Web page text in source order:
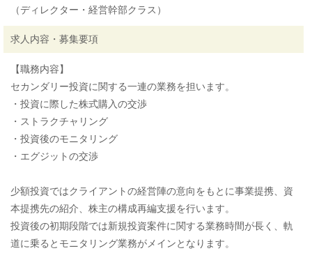
（ディレクター・経営幹部クラス）
求人内容・募集要項
【職務内容】
セカンダリー投資に関する一連の業務を担います。
・投資に際した株式購入の交渉
・ストラクチャリング
・投資後のモニタリング
・エグジットの交渉
少額投資ではクライアントの経営陣の意向をもとに事業提携、資
本提携先の紹介、株主の構成再編支援を行います。
投資後の初期段階では新規投資案件に関する業務時間が長く、軌
道に乗るとモニタリング業務がメインとなります。